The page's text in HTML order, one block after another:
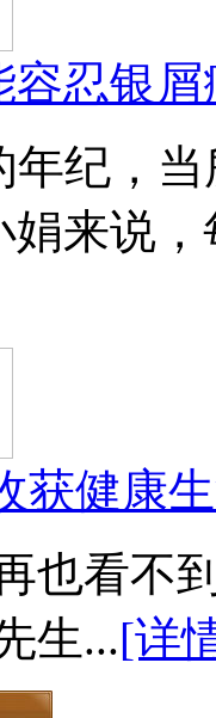
忍银屑
年纪，
娟来说
获健康
也看不
生...[详